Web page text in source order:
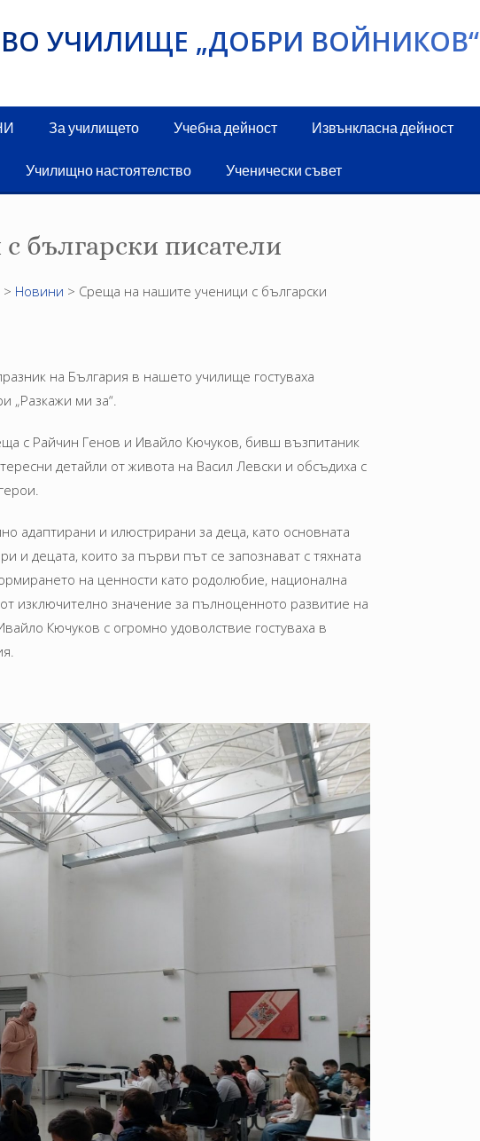
УЧИЛИЩЕ „ДОБРИ ВОЙНИКОВ“
За училището Учебна дейност Извънкласна дейност
Училищно настоятелство Ученически съвет
български писатели
> Новини > Среща на нашите ученици с български
на България в нашето училище гостуваха
„Разкажи ми за“.
с Райчин Генов и Ивайло Кючуков, бивш възпитаник
детайли от живота на Васил Левски и обсъдиха с
адаптирани и илюстрирани за деца, като основната
и децата, които за първи път се запознават с тяхната
на ценности като родолюбие, национална
изключително значение за пълноценното развитие на
Кючуков с огромно удоволствие гостуваха в